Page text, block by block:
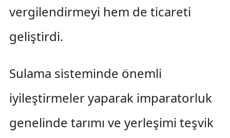
vergilendirmeyi hem de ticareti
geliştirdi.
Sulama sisteminde önemli
iyileştirmeler yaparak imparatorluk
genelinde tarımı ve yerleşimi teşvik